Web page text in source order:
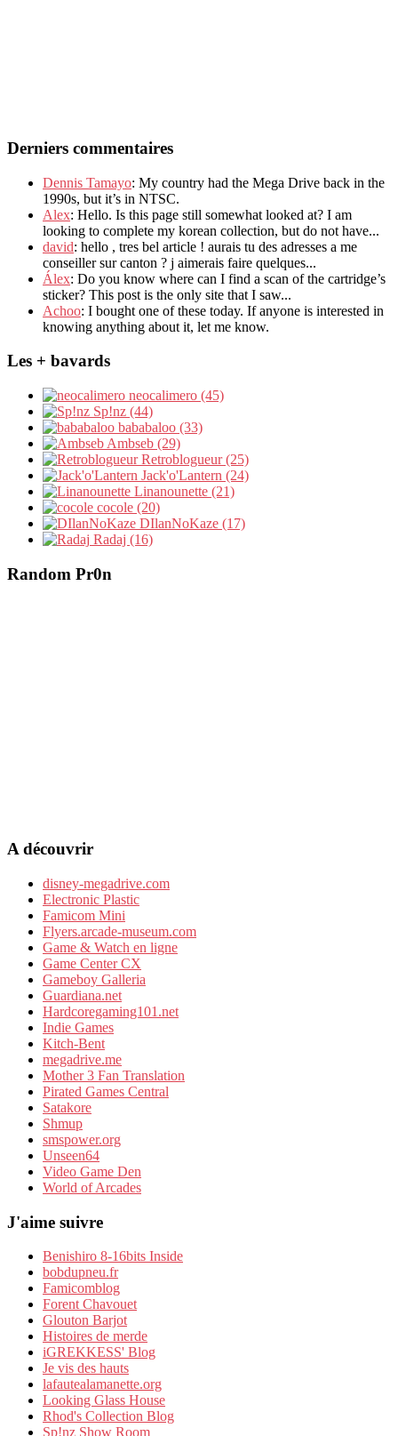
Derniers commentaires
Dennis Tamayo: My country had the Mega Drive back in the
1990s, but it’s in NTSC.
Alex: Hello. Is this page still somewhat looked at? I am
looking to complete my korean collection, but do not have...
david: hello , tres bel article ! aurais tu des adresses a me
conseiller sur canton ? j aimerais faire quelques...
Álex: Do you know where can I find a scan of the cartridge’s
sticker? This post is the only site that I saw...
Achoo: I bought one of these today. If anyone is interested in
knowing anything about it, let me know.
Les + bavards
neocalimero (45)
Sp!nz (44)
bababaloo (33)
Ambseb (29)
Retroblogueur (25)
Jack'o'Lantern (24)
Linanounette (21)
cocole (20)
DIlanNoKaze (17)
Radaj (16)
Random Pr0n
A découvrir
disney-megadrive.com
Electronic Plastic
Famicom Mini
Flyers.arcade-museum.com
Game & Watch en ligne
Game Center CX
Gameboy Galleria
Guardiana.net
Hardcoregaming101.net
Indie Games
Kitch-Bent
megadrive.me
Mother 3 Fan Translation
Pirated Games Central
Satakore
Shmup
smspower.org
Unseen64
Video Game Den
World of Arcades
J'aime suivre
Benishiro 8-16bits Inside
bobdupneu.fr
Famicomblog
Forent Chavouet
Glouton Barjot
Histoires de merde
iGREKKESS' Blog
Je vis des hauts
lafautealamanette.org
Looking Glass House
Rhod's Collection Blog
Sp!nz Show Room